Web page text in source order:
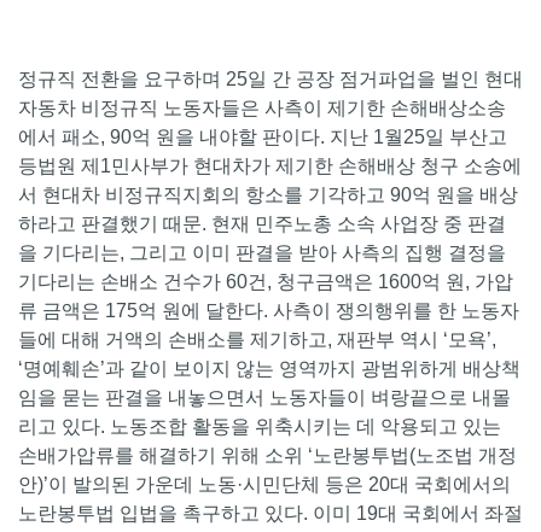
정규직 전환을 요구하며 25일 간 공장 점거파업을 벌인 현대
자동차 비정규직 노동자들은 사측이 제기한 손해배상소송
에서 패소, 90억 원을 내야할 판이다. 지난 1월25일 부산고
등법원 제1민사부가 현대차가 제기한 손해배상 청구 소송에
서 현대차 비정규직지회의 항소를 기각하고 90억 원을 배상
하라고 판결했기 때문. 현재 민주노총 소속 사업장 중 판결
을 기다리는, 그리고 이미 판결을 받아 사측의 집행 결정을
기다리는 손배소 건수가 60건, 청구금액은 1600억 원, 가압
류 금액은 175억 원에 달한다. 사측이 쟁의행위를 한 노동자
들에 대해 거액의 손배소를 제기하고, 재판부 역시 ‘모욕’,
‘명예훼손’과 같이 보이지 않는 영역까지 광범위하게 배상책
임을 묻는 판결을 내놓으면서 노동자들이 벼랑끝으로 내몰
리고 있다. 노동조합 활동을 위축시키는 데 악용되고 있는
손배가압류를 해결하기 위해 소위 ‘노란봉투법(노조법 개정
안)’이 발의된 가운데 노동·시민단체 등은 20대 국회에서의
노란봉투법 입법을 촉구하고 있다. 이미 19대 국회에서 좌절